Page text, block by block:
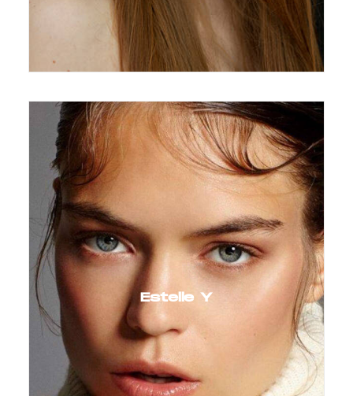
Estelle Y